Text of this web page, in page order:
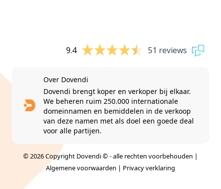
9.4 51 reviews
Over Dovendi
Dovendi brengt koper en verkoper bij elkaar.
We beheren ruim 250.000 internationale
domeinnamen en bemiddelen in de verkoop
van deze namen met als doel een goede deal
voor alle partijen.
© 2026 Copyright Dovendi © - alle rechten voorbehouden |
Algemene voorwaarden | Privacy verklaring